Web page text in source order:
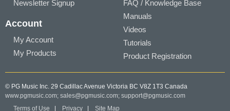
Newsletter Signup
Account
My Account
My Products
FAQ / Knowledge Base
Manuals
Videos
Tutorials
Product Registration
© PG Music Inc. 29 Cadillac Avenue Victoria BC V8Z 1T3 Canada
www.pgmusic.com; sales@pgmusic.com; support@pgmusic.com
Terms of Use
Privacy Site Map